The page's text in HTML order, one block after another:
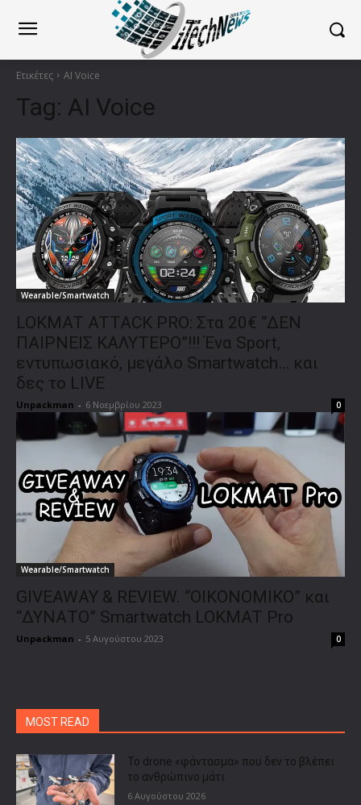
Ετικέτες AI Voice
Tag: AI Voice
Wearable/Smartwatch
LOKMAT ATTACK PRO: Στα 20€ “ΔΕΝ
ΠΑΙΡΝΕΙΣ ΚΑΛΥΤΕΡΟ”!!! Ένα Sport,
εντυπωσιακό, μεγάλο Smartwatch… και
δες το LIVE
Unpackman - 6 Νοεμβρίου 2023 0
Wearable/Smartwatch
GIVEAWAY & REVIEW. “ΟΙΚΟΝΟΜΙΚΟ” και
“ΔΥΝΑΤΟ” Smartwatch LOKMAT Pro
Unpackman - 5 Αυγούστου 2023 0
MOST READ
Το drone «φάντασμα» που δεν το βλέπει
το ανθρώπινο μάτι
6 Αυγούστου 2026